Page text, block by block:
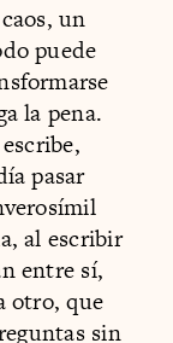
un
puede
la pena.
pasar
al escribir
entre sí,
otro, que
sin